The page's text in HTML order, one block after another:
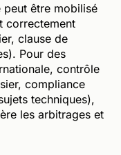
peut être mobilisé
correctement
clause de
Pour des
contrôle
compliance
techniques),
les arbitrages et